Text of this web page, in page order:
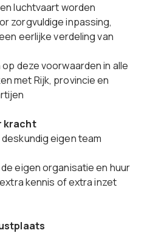
luchtvaart worden
zorgvuldige inpassing,
eerlijke verdeling van
deze voorwaarden in alle
met Rijk, provincie en
kracht
eigen team
eigen organisatie en huur
kennis of extra inzet